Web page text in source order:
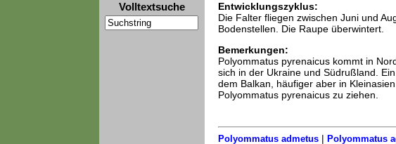
Volltextsuche
Entwicklungszyklus:
Die Falter fliegen zwischen Juni und
Bodenstellen. Die Raupe überwintert.
Bemerkungen:
Polyommatus pyrenaicus kommt in
sich in der Ukraine und Südrußland.
dem Balkan, häufiger aber in
Polyommatus pyrenaicus zu ziehen.
Polyommatus admetus| Polyommatus